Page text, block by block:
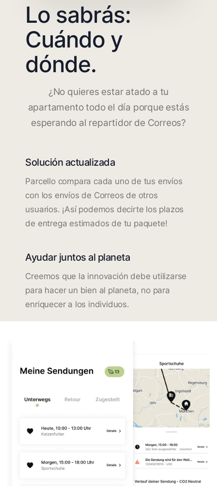
Lo sabrás:
Cuándo y
dónde.
¿No quieres estar atado a tu
apartamento todo el día porque estás
esperando al repartidor de Correos?
Solución actualizada
Parcello compara cada uno de tus envíos
con los envíos de Correos de otros
usuarios. ¡Así podemos decirte los plazos
de entrega estimados de tu paquete!
Ayudar juntos al planeta
Creemos que la innovación debe utilizarse
para hacer un bien al planeta, no para
enriquecer a los individuos.